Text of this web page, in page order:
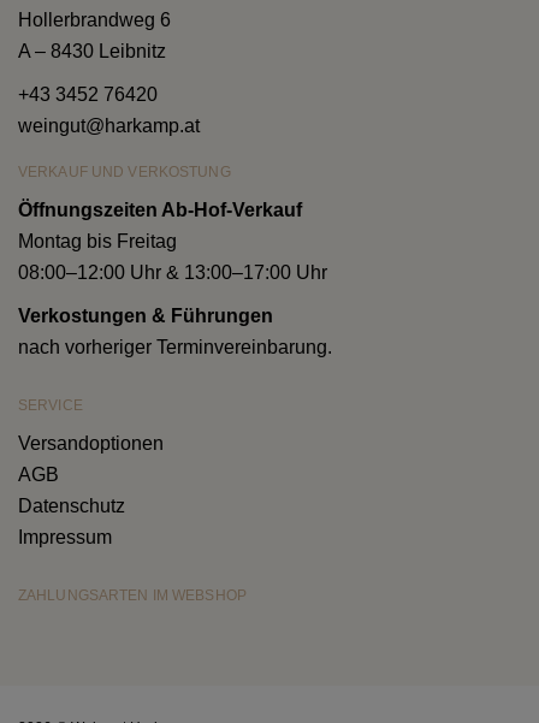
Hollerbrandweg 6
A – 8430 Leibnitz
+43 3452 76420
weingut@harkamp.at
VERKAUF UND VERKOSTUNG
Öffnungszeiten Ab-Hof-Verkauf
Montag bis Freitag
08:00–12:00 Uhr & 13:00–17:00 Uhr
Verkostungen & Führungen
nach vorheriger Terminvereinbarung.
SERVICE
Versandoptionen
AGB
Datenschutz
Impressum
ZAHLUNGSARTEN IM WEBSHOP